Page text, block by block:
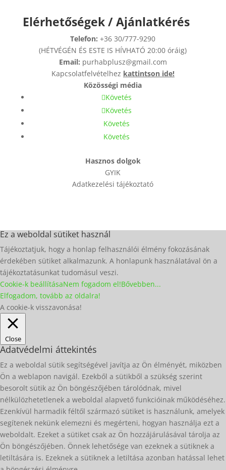
Elérhetőségek / Ajánlatkérés
Telefon:+36 30/777-9290
(HÉTVÉGÉN ÉS ESTE IS HÍVHATÓ 20:00 óráig)
Email: purhabplusz@gmail.com
Kapcsolatfelvételhez kattintson ide!
Közösségi média
Követés
Követés
Követés
Követés
Hasznos dolgok
GYIK
Adatkezelési tájékoztató
Ez a weboldal sütiket használ
Tájékoztatjuk, hogy a honlap felhasználói élmény fokozásának
érdekében sütiket alkalmazunk. A honlapunk használatával ön a
tájékoztatásunkat tudomásul veszi.
Cookie-k beállításaNem fogadom el!Bővebben...
Elfogadom, tovább az oldalra!
A cookie-k visszavonása!
Close
Adatvédelmi áttekintés
Ez a weboldal sütik segítségével javítja az Ön élményét, miközben
Ön a weblapon navigál. Ezekből a sütikből a szükség szerint
besorolt sütik az Ön böngészőjében tárolódnak, mivel
nélkülözhetetlenek a weboldal alapvető funkcióinak működéséhez.
Ezenkívül harmadik féltől származó sütiket is használunk, amelyek
segítenek nekünk elemezni és megérteni, hogyan használja ezt a
weboldalt. Ezeket a sütiket csak az Ön hozzájárulásával tárolja az
Ön böngészőjében. Önnek lehetősége van ezeknek a sütiknek a
letiltására is. Ezeknek a sütiknek a letiltása azonban hatással lehet